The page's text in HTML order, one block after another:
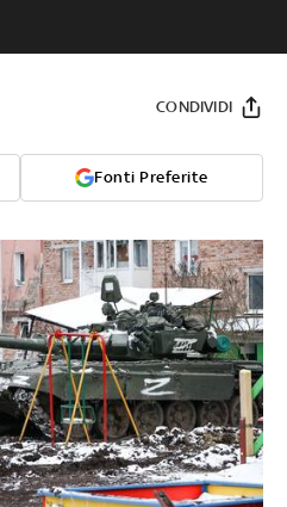
Fonti Preferite
CONDIVIDI